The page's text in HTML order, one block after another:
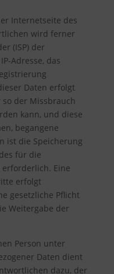
Internetseite des
wird ferner
(ISP) der
Adresse, das
Daten erfolgt
der Missbrauch
kann, und diese
begangene
ist die Speicherung
für die
Eine
erfolgt
gesetzliche Pflicht
Weitergabe der
Person unter
Daten dient
dazu, der